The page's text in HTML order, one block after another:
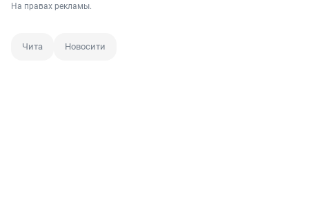
На правах рекламы.
Чита Новосити